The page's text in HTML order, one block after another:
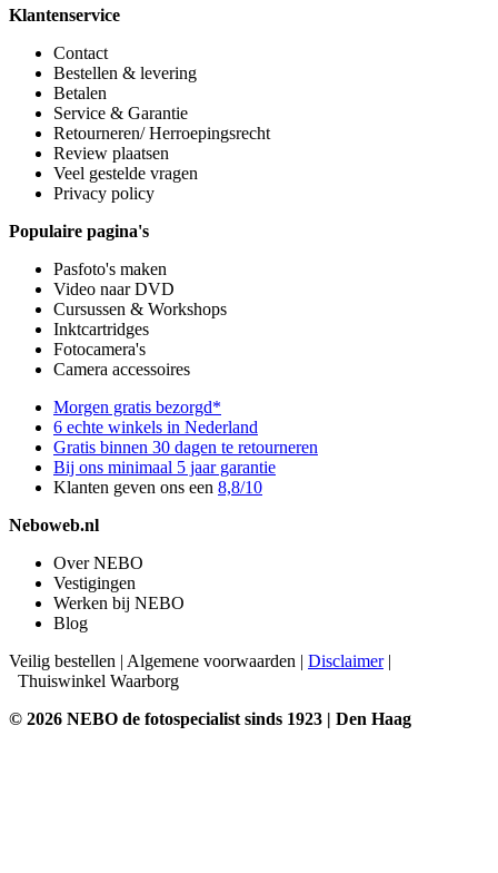
Klantenservice
Contact
Bestellen & levering
Betalen
Service & Garantie
Retourneren/ Herroepingsrecht
Review plaatsen
Veel gestelde vragen
Privacy policy
Populaire pagina's
Pasfoto's maken
Video naar DVD
Cursussen & Workshops
Inktcartridges
Fotocamera's
Camera accessoires
Morgen gratis bezorgd*
6 echte winkels in Nederland
Gratis binnen 30 dagen te retourneren
Bij ons minimaal 5 jaar garantie
Klanten geven ons een 8,8/10
Neboweb.nl
Over NEBO
Vestigingen
Werken bij NEBO
Blog
Veilig bestellen | Algemene voorwaarden | Disclaimer|
Thuiswinkel Waarborg
© 2026 NEBO de fotospecialist sinds 1923 | Den Haag